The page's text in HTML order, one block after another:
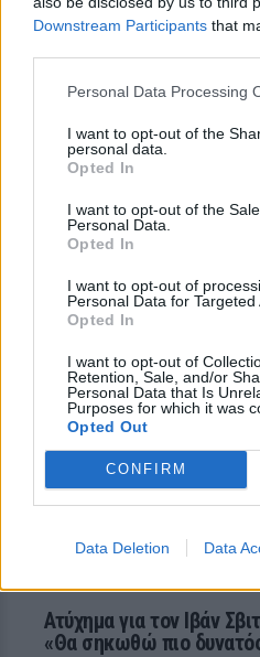
Downstream Participants that
Personal Data Processing
I want to opt-out of the
personal data.
Opted In
I want to opt-out of the
Personal Data.
Opted In
I want to opt-out of
Personal Data for Targeted
Opted In
I want to opt-out of
Retention, Sale, and/or
Personal Data that Is
Purposes for which it was
Opted Out
CONFIRM
Data Deletion Data
των
Πάρο
νησί των
βράδυ
και
Η
followers
ώρες
Ατύχημα για τον Ιβάν
«Θα σηκωθώ πιο